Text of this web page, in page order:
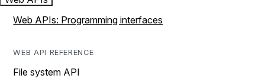
Web APIs: Programming interfaces
WEB API REFERENCE
File system API